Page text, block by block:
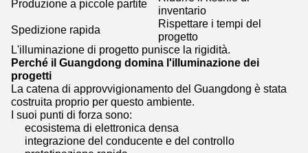
Produzione a piccole partite
inventario
Spedizione rapida
Rispettare i tempi del
progetto
L'illuminazione di progetto punisce la rigidità.
Perché il Guangdong domina l'illuminazione dei
progetti
La catena di approvvigionamento del Guangdong è stata
costruita proprio per questo ambiente.
I suoi punti di forza sono:
ecosistema di elettronica densa
integrazione del conducente e del controllo